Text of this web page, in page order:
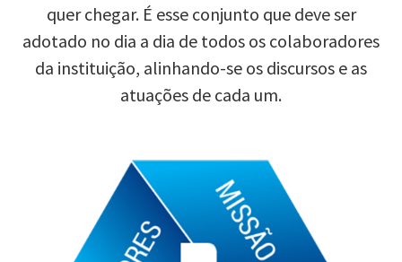
quer chegar. É esse conjunto que deve ser
adotado no dia a dia de todos os colaboradores
da instituição, alinhando-se os discursos e as
atuações de cada um.